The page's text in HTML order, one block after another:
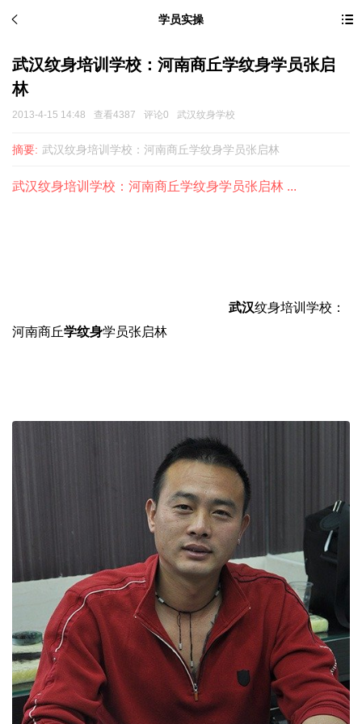
学员实操
武汉纹身培训学校：河南商丘学纹身学员张启
林
2013-4-15 14:48 查看4387 评论0 武汉纹身学校
摘要: 武汉纹身培训学校：河南商丘学纹身学员张启林
武汉纹身培训学校：河南商丘学纹身学员张启林 ...
武汉纹身培训 学校：
河南商丘学纹身学员张启林